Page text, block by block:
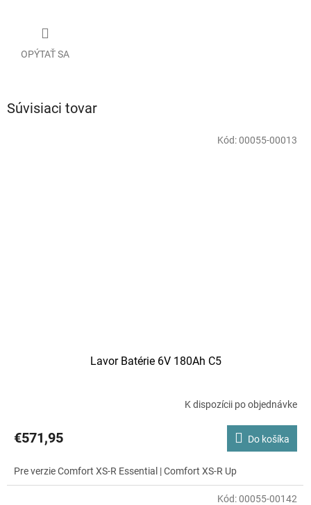
OPÝTAŤ SA
Súvisiaci tovar
Lavor Batérie 6V 180Ah C5
K dispozícii po objednávke
€571,95 Do košíka
Pre verzie Comfort XS-R Essential | Comfort XS-R Up
Kód:00055-00013
Kód:00055-00142